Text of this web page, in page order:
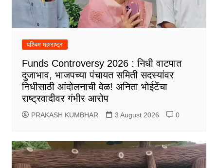
पश्चिम महाराष्ट्र
Funds Controversy 2026 : निधी वाटपात
दुजाभाव, भाजपच्या पंचायत समिती सदस्यांवर
निधीसाठी आंदोलनाची वेळ! अनिता भोईटेंचा
राष्ट्रवादीवर गंभीर आरोप
PRAKASH KUMBHAR 3 August 2026 0